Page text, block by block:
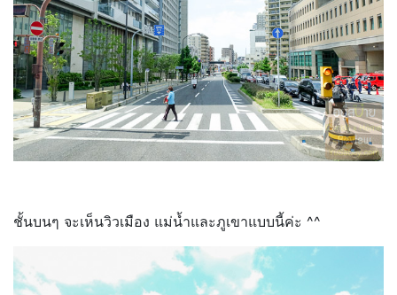
ชั้นบนๆ จะเห็นวิวเมือง แม่น้ำและภูเขาแบบนี้ค่ะ ^^